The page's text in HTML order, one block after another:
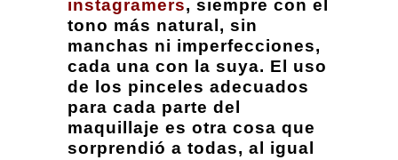
instagramers, siempre con el
tono más natural, sin
manchas ni imperfecciones,
cada una con la suya. El uso
de los pinceles adecuados
para cada parte del
maquillaje es otra cosa que
sorprendió a todas, al igual